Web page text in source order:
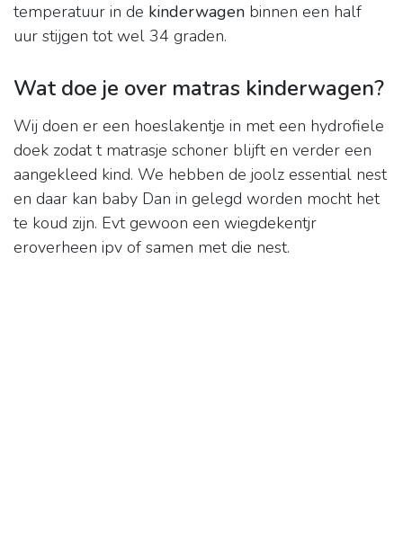
temperatuur in de kinderwagen binnen een half
uur stijgen tot wel 34 graden.
Wat doe je over matras kinderwagen?
Wij doen er een hoeslakentje in met een hydrofiele
doek zodat t matrasje schoner blijft en verder een
aangekleed kind. We hebben de joolz essential nest
en daar kan baby Dan in gelegd worden mocht het
te koud zijn. Evt gewoon een wiegdekentjr
eroverheen ipv of samen met die nest.